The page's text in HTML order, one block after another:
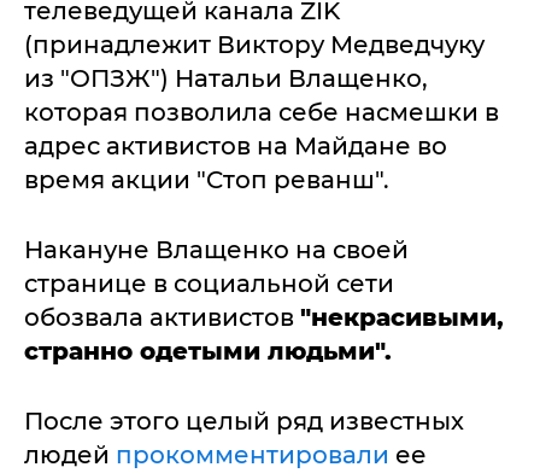
телеведущей канала ZIK
(принадлежит Виктору Медведчуку
из "ОПЗЖ") Натальи Влащенко,
которая позволила себе насмешки в
адрес активистов на Майдане во
время акции "Cтоп реванш".
Накануне Влащенко на своей
странице в социальной сети
обозвала активистов "некрасивыми,
странно одетыми людьми".
После этого целый ряд известных
людей прокомментировали ее